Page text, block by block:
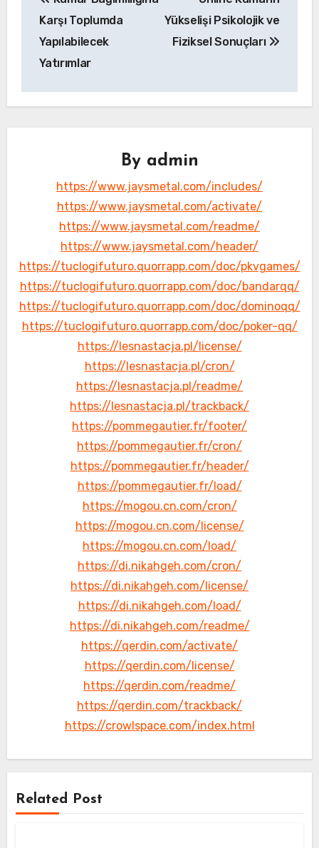
gezinmesi
Karşı Toplumda
Yapılabilecek
Yatırımlar
Yükselişi Psikolojik ve
Fiziksel Sonuçları
By admin
https://www.jaysmetal.com/includes/
https://www.jaysmetal.com/activate/
https://www.jaysmetal.com/readme/
https://www.jaysmetal.com/header/
https://tuclogifuturo.quorrapp.com/doc/pkvgames/
https://tuclogifuturo.quorrapp.com/doc/bandarqq/
https://tuclogifuturo.quorrapp.com/doc/dominoqq/
https://tuclogifuturo.quorrapp.com/doc/poker-qq/
https://lesnastacja.pl/license/
https://lesnastacja.pl/cron/
https://lesnastacja.pl/readme/
https://lesnastacja.pl/trackback/
https://pommegautier.fr/footer/
https://pommegautier.fr/cron/
https://pommegautier.fr/header/
https://pommegautier.fr/load/
https://mogou.cn.com/cron/
https://mogou.cn.com/license/
https://mogou.cn.com/load/
https://di.nikahgeh.com/cron/
https://di.nikahgeh.com/license/
https://di.nikahgeh.com/load/
https://di.nikahgeh.com/readme/
https://qerdin.com/activate/
https://qerdin.com/license/
https://qerdin.com/readme/
https://qerdin.com/trackback/
https://crowlspace.com/index.html
Related Post